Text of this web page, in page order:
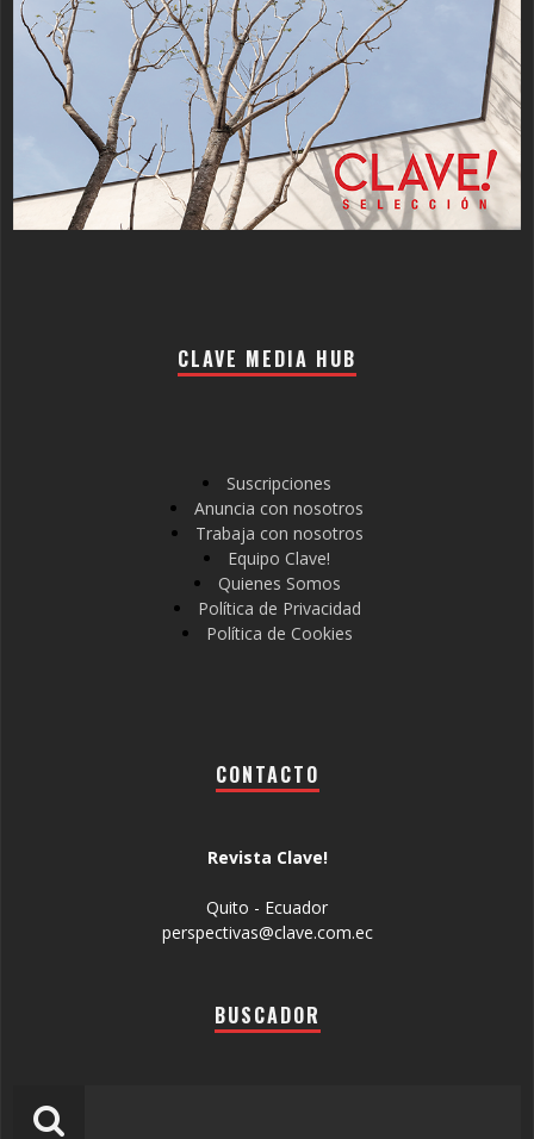
CLAVE MEDIA HUB
Suscripciones
Anuncia con nosotros
Trabaja con nosotros
Equipo Clave!
Quienes Somos
Política de Privacidad
Política de Cookies
CONTACTO
Revista Clave!
Quito - Ecuador
perspectivas@clave.com.ec
BUSCADOR